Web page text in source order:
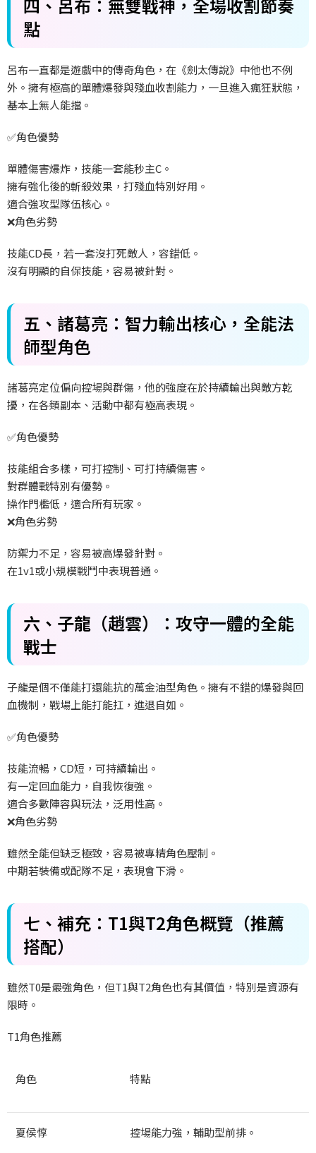
四、呂布：無雙戰神，全場收割節奏
點
呂布一直都是遊戲中的傳奇角色，在《劍太傳說》中他也不例
外。擁有極高的單體爆發與殘血收割能力，一旦進入瘋狂狀態，
基本上無人能擋。
✅角色優勢
單體傷害爆炸，技能一套能秒主C 。
擁有強化後的斬殺效果，打殘血特別好用。
適合強攻型隊伍核心。
❌角色劣勢
技能CD長，若一套沒打死敵人，容錯低。
沒有明顯的自保技能，容易被針對。
五、諸葛亮：智力輸出核心，全能法
師型角色
諸葛亮定位偏向控場與群傷，他的強度在於持續輸出與敵方乾
擾，在各類副本、活動中都有極高表現。
✅角色優勢
技能組合多樣，可打控制、可打持續傷害。
對群體戰特別有優勢。
操作門檻低，適合所有玩家。
❌角色劣勢
防禦力不足，容易被高爆發針對。
在1v1或小規模戰鬥中表現普通。
六、子龍（趙雲）：攻守一體的全能
戰士
子龍是個不僅能打還能抗的萬金油型角色。擁有不錯的爆發與回
血機制，戰場上能打能扛，進退自如。
✅角色優勢
技能流暢， CD短，可持續輸出。
有一定回血能力，自我恢復強。
適合多數陣容與玩法，泛用性高。
❌角色劣勢
雖然全能但缺乏極致，容易被專精角色壓制。
中期若裝備或配隊不足，表現會下滑。
七、補充： T1與T2角色概覽（推薦
搭配）
雖然T0是最強角色，但T1與T2角色也有其價值，特別是資源有
限時。
T1角色推薦
角色 特點
夏侯惇 控場能力強，輔助型前排。